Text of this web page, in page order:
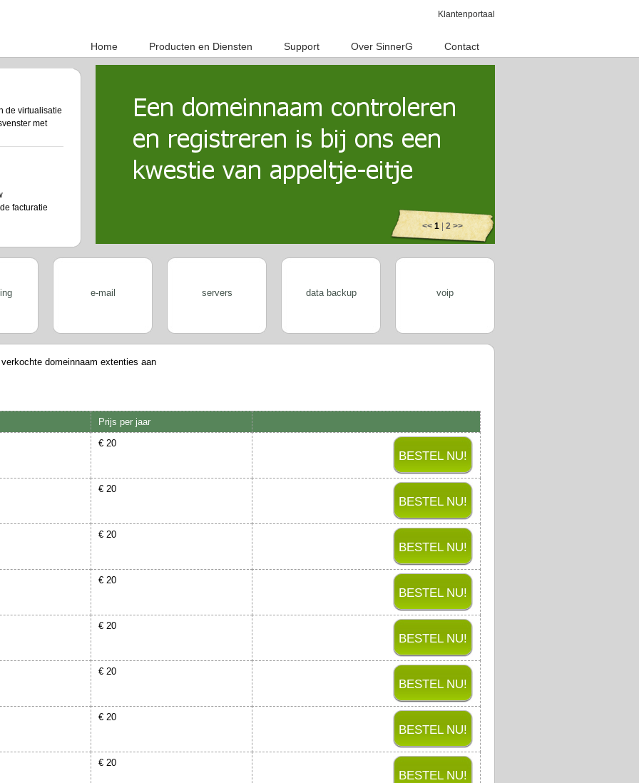
Klantenportaal
Home Producten en Diensten Support Over SinnerG Contact
de virtualisatie
met
facturatie
zijn wij
<< 1 |2 >>
e-mail servers data backup voip
domeinnaam extenties aan
Prijs per jaar
€ 20
BESTEL NU!
€ 20
BESTEL NU!
€ 20
BESTEL NU!
€ 20
BESTEL NU!
€ 20
BESTEL NU!
€ 20
BESTEL NU!
€ 20
BESTEL NU!
€ 20
BESTEL NU!